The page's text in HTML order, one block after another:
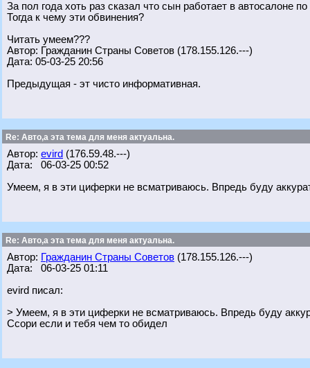
За пол года хоть раз сказал что сын работает в автосалоне
Тогда к чему эти обвинения?
Читать умеем???
Автор: Гражданин Страны Советов (178.155.126.---)
Дата: 05-03-25 20:56
Предыдущая - эт чисто информативная.
Re: Авто,а эта тема для меня актуальна.
Автор: evird (176.59.48.---)
Дата: 06-03-25 00:52
Умеем, я в эти циферки не всматриваюсь. Впредь буду
Re: Авто,а эта тема для меня актуальна.
Автор: Гражданин Страны Советов (178.155.126.---)
Дата: 06-03-25 01:11
evird писал:
> Умеем, я в эти циферки не всматриваюсь. Впредь буду
Ссори если и тебя чем то обидел